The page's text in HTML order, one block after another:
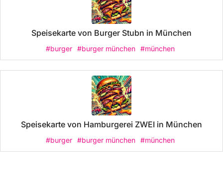
Speisekarte von Burger Stubn in München
#burger #burger münchen #münchen
Speisekarte von Hamburgerei ZWEI in München
#burger #burger münchen #münchen